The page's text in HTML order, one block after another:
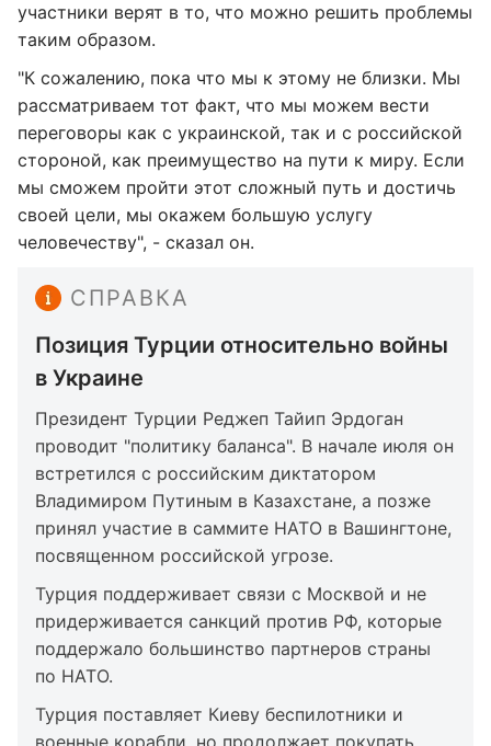
участники верят в то, что можно решить проблемы
таким образом.
"К сожалению, пока что мы к этому не близки. Мы
рассматриваем тот факт, что мы можем вести
переговоры как с украинской, так и с российской
стороной, как преимущество на пути к миру. Если
мы сможем пройти этот сложный путь и достичь
своей цели, мы окажем большую услугу
человечеству", - сказал он.
СПРАВКА
Позиция Турции относительно войны
в Украине
Президент Турции Реджеп Тайип Эрдоган
проводит "политику баланса". В начале июля он
встретился с российским диктатором
Владимиром Путиным в Казахстане, а позже
принял участие в саммите НАТО в Вашингтоне,
посвященном российской угрозе.
Турция поддерживает связи с Москвой и не
придерживается санкций против РФ, которые
поддержало большинство партнеров страны
по НАТО.
Турция поставляет Киеву беспилотники и
военные корабли, но продолжает покупать